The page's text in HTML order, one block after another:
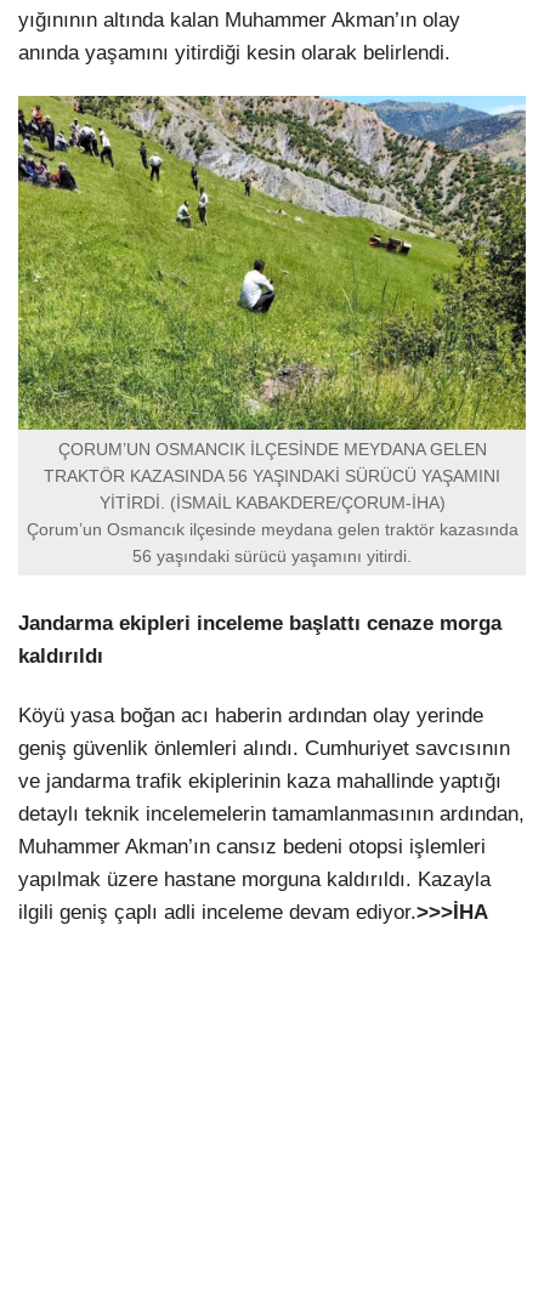
yığınının altında kalan Muhammer Akman’ın olay
anında yaşamını yitirdiği kesin olarak belirlendi.
ÇORUM’UN OSMANCIK İLÇESİNDE MEYDANA GELEN
TRAKTÖR KAZASINDA 56 YAŞINDAKİ SÜRÜCÜ YAŞAMINI
YİTİRDİ. (İSMAİL KABAKDERE/ÇORUM-İHA)
Çorum’un Osmancık ilçesinde meydana gelen traktör kazasında
56 yaşındaki sürücü yaşamını yitirdi.
Jandarma ekipleri inceleme başlattı cenaze morga
kaldırıldı
Köyü yasa boğan acı haberin ardından olay yerinde
geniş güvenlik önlemleri alındı. Cumhuriyet savcısının
ve jandarma trafik ekiplerinin kaza mahallinde yaptığı
detaylı teknik incelemelerin tamamlanmasının ardından,
Muhammer Akman’ın cansız bedeni otopsi işlemleri
yapılmak üzere hastane morguna kaldırıldı. Kazayla
ilgili geniş çaplı adli inceleme devam ediyor.>>>İHA